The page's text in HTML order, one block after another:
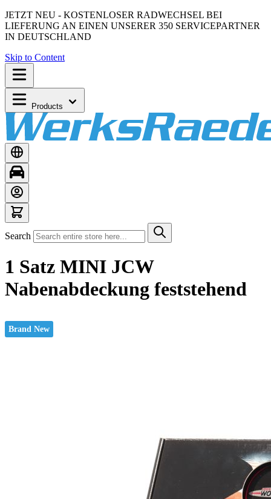
JETZT NEU - KOSTENLOSER RADWECHSEL BEI
LIEFERUNG AN EINEN UNSERER 350 SERVICEPARTNER
IN DEUTSCHLAND
Skip to Content
Products
Search
1 Satz MINI JCW
Nabenabdeckung feststehend
Brand New